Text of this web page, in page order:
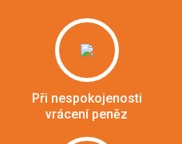
Při nespokojenosti
vrácení peněz